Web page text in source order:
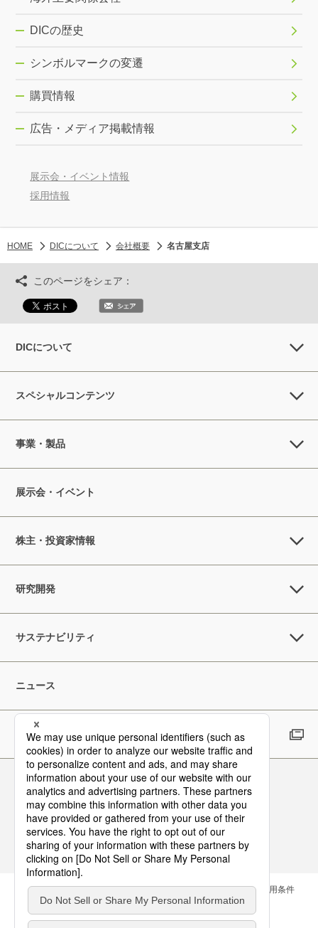
DICの歴史
シンボルマークの変遷
購買情報
広告・メディア掲載情報
展示会・イベント情報
採用情報
HOME DICについて 会社概要 名古屋支店
このページをシェア：
DICについて
スペシャルコンテンツ
事業・製品
展示会・イベント
株主・投資家情報
研究開発
サステナビリティ
ニュース
採用情報
Follow Us
お問い合わせ サイトマップ メールマガジン
ご利用条件
個人情報保護方針